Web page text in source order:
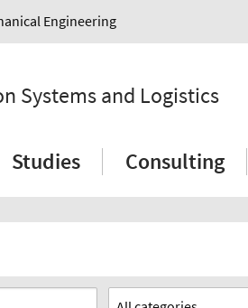
Engineering
Systems and Logistics
Studies Consulting